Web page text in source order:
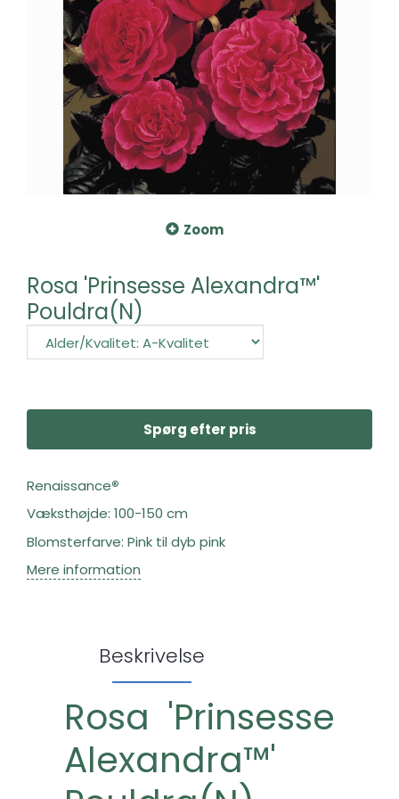
Zoom
Rosa 'Prinsesse Alexandra™'
Pouldra(N)
Spørg efter pris
Renaissance®
Væksthøjde: 100-150 cm
Blomsterfarve: Pink til dyb pink
Mere information
Beskrivelse
Rosa 'Prinsesse
Alexandra™'